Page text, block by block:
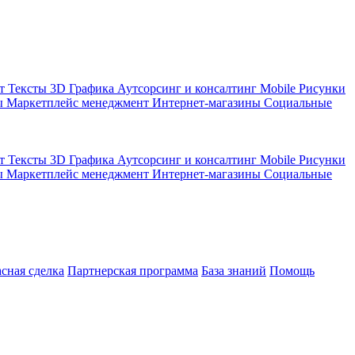
Тексты 3D Графика Аутсорсинг и консалтинг Mobile Рисунки
Маркетплейс менеджмент Интернет-магазины Социальные
Тексты 3D Графика Аутсорсинг и консалтинг Mobile Рисунки
Маркетплейс менеджмент Интернет-магазины Социальные
сделка Партнерская программа База знаний Помощь